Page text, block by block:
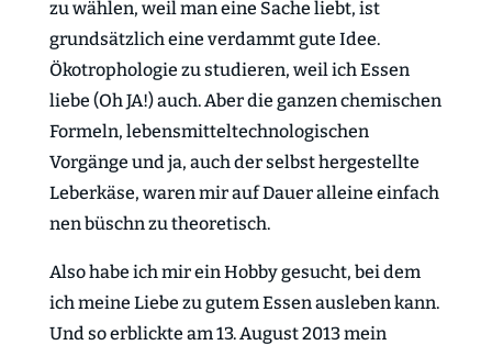
zu wählen, weil man eine Sache liebt, ist
grundsätzlich eine verdammt gute Idee.
Ökotrophologie zu studieren, weil ich Essen
liebe (Oh JA!) auch. Aber die ganzen chemischen
Formeln, lebensmitteltechnologischen
Vorgänge und ja, auch der selbst hergestellte
Leberkäse, waren mir auf Dauer alleine einfach
nen büschn zu theoretisch.
Also habe ich mir ein Hobby gesucht, bei dem
ich meine Liebe zu gutem Essen ausleben kann.
Und so erblickte am 13. August 2013 mein